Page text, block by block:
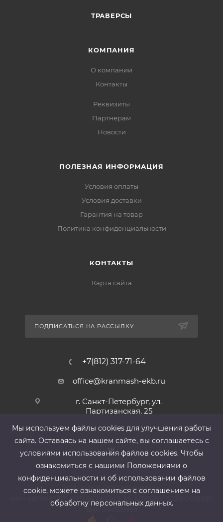
ТРАВЕРСЫ
КОМПАНИЯ
О компании
Контакты
Реквизиты
Партнерам
Новости
ПОЛЕЗНАЯ ИНФОРМАЦИЯ
Условия оплаты
Условия доставки
Гарантия на товар
Политика конфиденциальности
КОНТАКТЫ
Карта сайта
ПОДПИСАТЬСЯ НА РАССЫЛКУ
+7(812) 317-71-64
office@kranmash-ekb.ru
г. Санкт-Петербург, ул.
Партизанская, 25
2013-2026 ©ООО «КранМаш»
ИНН 6678080212, КПП 667801001 ,Р/с 40702810302500019939,
БИК 044525999
Мы используем файлы cооkies для улучшения работы
сайта. Оставаясь на нашем сайте, вы соглашаетесь с
условиями использования файлов cооkies. Чтобы
ознакомиться с нашими Положениями о
конфиденциальности и об использовании файлов
cookie, можете ознакомиться с соглашением на
обработку персональных данных.